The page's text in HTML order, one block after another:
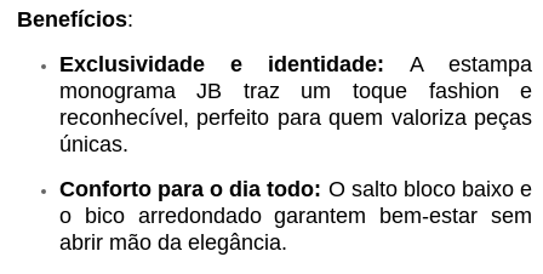
Benefícios:
Exclusividade e identidade: A estampa
monograma JB traz um toque fashion e
reconhecível, perfeito para quem valoriza peças
únicas.
Conforto para o dia todo: O salto bloco baixo e
o bico arredondado garantem bem-estar sem
abrir mão da elegância.